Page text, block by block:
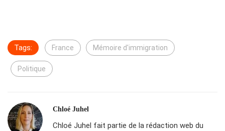
Tags: France Mémoire d'immigration
Politique
Chloé Juhel
Chloé Juhel fait partie de la rédaction web du